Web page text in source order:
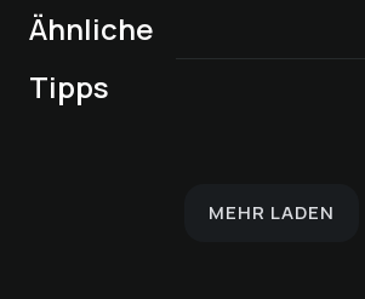
Ähnliche
Tipps
Live-Musik im
Atlantic Pub
Purple Night im
Atlantic
Workshop- Around
Chill
MEHR LADEN